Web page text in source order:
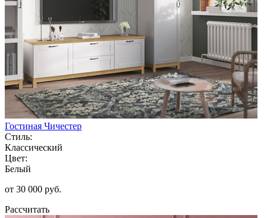
Гостиная Чичестер
Стиль:
Классический
Цвет:
Белый
от 30 000 руб.
Рассчитать